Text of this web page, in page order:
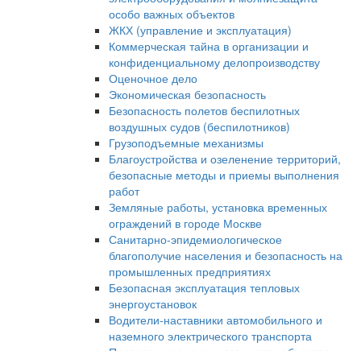
особо важных объектов
ЖКХ (управление и эксплуатация)
Коммерческая тайна в организации и
конфиденциальному делопроизводству
Оценочное дело
Экономическая безопасность
Безопасность полетов беспилотных
воздушных судов (беспилотников)
Грузоподъемные механизмы
Благоустройства и озеленение территорий,
безопасные методы и приемы выполнения
работ
Земляные работы, установка временных
ограждений в городе Москве
Санитарно-эпидемиологическое
благополучие населения и безопасность на
промышленных предприятиях
Безопасная эксплуатация тепловых
энергоустановок
Водители-наставники автомобильного и
наземного электрического транспорта